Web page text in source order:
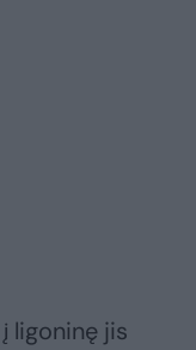
ligoninę jis